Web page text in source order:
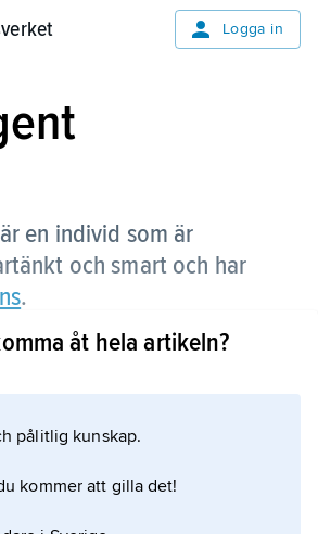
Logga in
är en individ som är
och smart och har
.
om artikeln
åt hela artikeln?
pålitlig kunskap.
kommer att gilla det!